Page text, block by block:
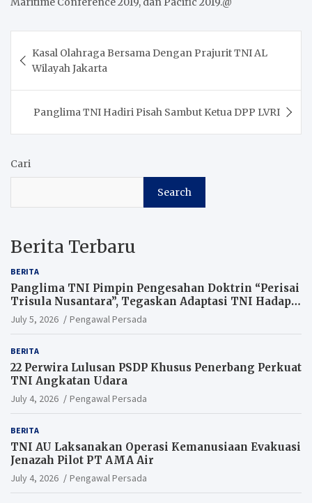
navigation
Kasal Olahraga Bersama Dengan Prajurit TNI AL
Wilayah Jakarta
Panglima TNI Hadiri Pisah Sambut Ketua DPP LVRI
Cari
Search
Berita Terbaru
BERITA
Panglima TNI Pimpin Pengesahan Doktrin “Perisai
Trisula Nusantara”, Tegaskan Adaptasi TNI Hadapi
Perang Modern
July 5, 2026 Pengawal Persada
BERITA
22 Perwira Lulusan PSDP Khusus Penerbang Perkuat
TNI Angkatan Udara
July 4, 2026 Pengawal Persada
BERITA
TNI AU Laksanakan Operasi Kemanusiaan Evakuasi
Jenazah Pilot PT AMA Air
July 4, 2026 Pengawal Persada